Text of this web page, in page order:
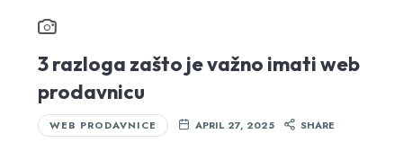
3 razloga zašto je važno imati web
prodavnicu
WEB PRODAVNICE APRIL 27, 2025 SHARE